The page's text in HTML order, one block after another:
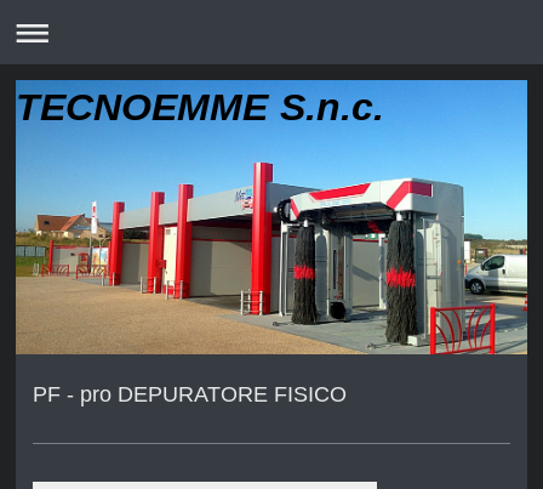
TECNOEMME S.n.c.
PF - pro DEPURATORE FISICO